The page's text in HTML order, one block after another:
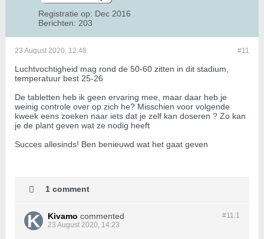
Registratie op: Dec 2016
Berichten: 203
#11
23 August 2020, 12:48
Luchtvochtigheid mag rond de 50-60 zitten in dit stadium,
temperatuur best 25-26
De tabletten heb ik geen ervaring mee, maar daar heb je
weinig controle over op zich he? Misschien voor volgende
kweek eens zoeken naar iets dat je zelf kan doseren ? Zo kan
je de plant geven wat ze nodig heeft
Succes allesinds! Ben benieuwd wat het gaat geven
1 comment
#11.1
Kivamo commented
23 August 2020, 14:23